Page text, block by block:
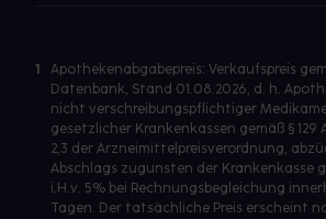
1
Apothekenabgabepreis: Verkaufspreis
Datenbank, Stand 01.08.2026, d. h.
nicht verschreibungspflichtiger
gesetzlicher Krankenkassen gemäß § 129
2,3 der Arzneimittelpreisverordnung,
Abschlags zugunsten der Krankenkasse
i.H.v. 5% bei Rechnungsbegleichung
Tagen. Der tatsächliche Preis erscheint